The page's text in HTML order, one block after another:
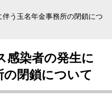
う玉名年金事務所の閉鎖につ
感染者の発生に
の閉鎖について